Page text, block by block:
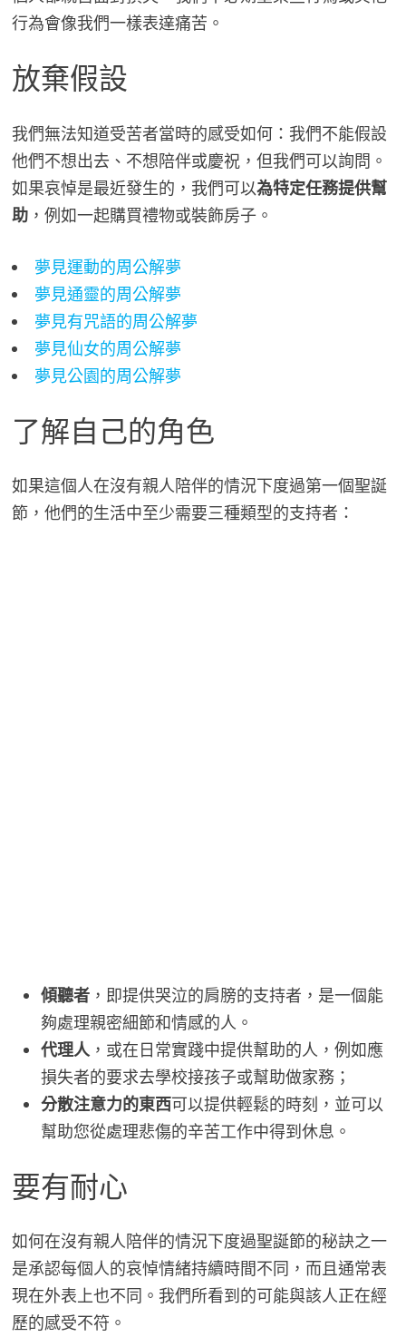
行為會像我們一樣表達痛苦。
放棄假設
我們無法知道受苦者當時的感受如何：我們不能假設
他們不想出去、不想陪伴或慶祝，但我們可以詢問。
如果哀悼是最近發生的，我們可以為特定任務提供幫
助，例如一起購買禮物或裝飾房子。
夢見運動的周公解夢
夢見通靈的周公解夢
夢見有咒語的周公解夢
夢見仙女的周公解夢
夢見公園的周公解夢
了解自己的角色
如果這個人在沒有親人陪伴的情況下度過第一個聖誕
節，他們的生活中至少需要三種類型的支持者：
傾聽者，即提供哭泣的肩膀的支持者，是一個能
夠處理親密細節和情感的人。
代理人，或在日常實踐中提供幫助的人，例如應
損失者的要求去學校接孩子或幫助做家務；
分散注意力的東西可以提供輕鬆的時刻，並可以
幫助您從處理悲傷的辛苦工作中得到休息。
要有耐心
如何在沒有親人陪伴的情況下度過聖誕節的秘訣之一
是承認每個人的哀悼情緒持續時間不同，而且通常表
現在外表上也不同。我們所看到的可能與該人正在經
歷的感受不符。